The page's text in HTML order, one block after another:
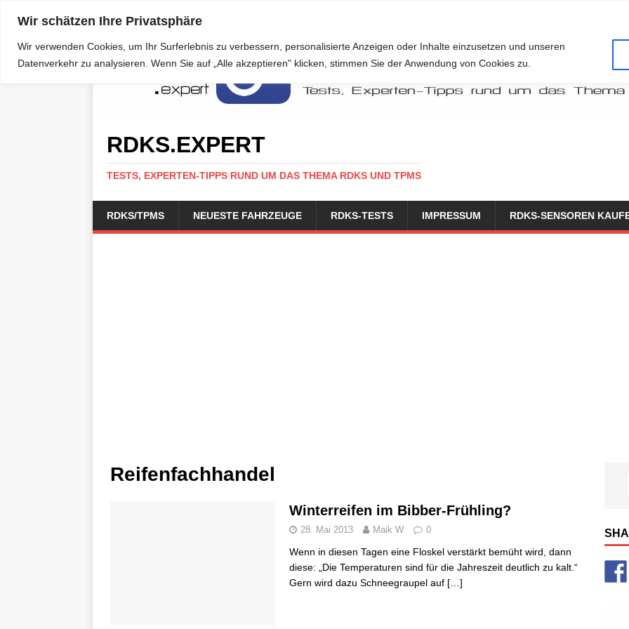
Wir schätzen Ihre Privatsphäre
Wir verwenden Cookies, um Ihr Surferlebnis zu verbessern, personalisierte Anzeigen oder Inhalte einzusetzen und unseren
Datenverkehr zu analysieren. Wenn Sie auf „Alle akzeptieren" klicken, stimmen Sie der Anwendung von Cookies zu.
RDKS.EXPERT
TESTS, EXPERTEN-TIPPS RUND UM DAS THEMA RDKS UND TPMS
RDKS/TPMS NEUESTE FAHRZEUGE RDKS-TESTS IMPRESSUM RDKS-SENSOREN
Reifenfachhandel
Winterreifen im Bibber-Frühling?
28. Mai 2013 Maik W 0
Wenn in diesen Tagen eine Floskel verstärkt bemüht wird, dann
diese: „Die Temperaturen sind für die Jahreszeit deutlich zu kalt.“
Gern wird dazu Schneegraupel auf […]